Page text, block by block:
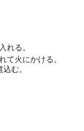
れる。
て火にかける。
む。